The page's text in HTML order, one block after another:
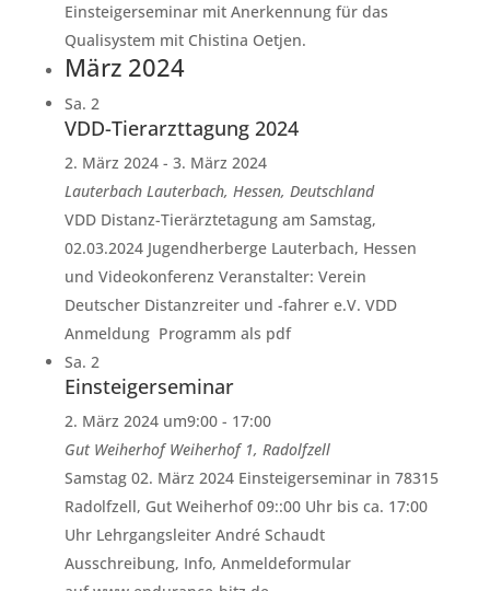
Einsteigerseminar mit Anerkennung für das
Qualisystem mit Chistina Oetjen.
März 2024
Sa. 2
VDD-Tierarzttagung 2024
2. März 2024- 3. März 2024
Lauterbach Lauterbach, Hessen, Deutschland
VDD Distanz-Tierärztetagung am Samstag,
02.03.2024 Jugendherberge Lauterbach, Hessen
und Videokonferenz Veranstalter: Verein
Deutscher Distanzreiter und -fahrer e.V. VDD
Anmeldung Programm als pdf
Sa. 2
Einsteigerseminar
2. März 2024 um9:00- 17:00
Gut Weiherhof Weiherhof 1, Radolfzell
Samstag 02. März 2024 Einsteigerseminar in 78315
Radolfzell, Gut Weiherhof 09::00 Uhr bis ca. 17:00
Uhr Lehrgangsleiter André Schaudt
Ausschreibung, Info, Anmeldeformular